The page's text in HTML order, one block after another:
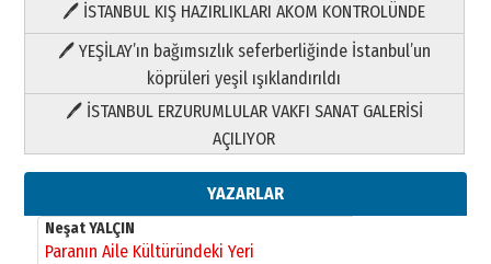
🖊 İSTANBUL KIŞ HAZIRLIKLARI AKOM KONTROLÜNDE
🖊 YEŞİLAY’ın bağımsızlık seferberliğinde İstanbul’un
köprüleri yeşil ışıklandırıldı
🖊 İSTANBUL ERZURUMLULAR VAKFI SANAT GALERİSİ
AÇILIYOR
YAZARLAR
Yıldırım Gündoğdu
HAVVA’NIN ÜÇ KIZI
09 Temmuz 2026 Perşembe
Yusuf POLAT
Şampiyonluk Sebahattin Şirin’e
yazar
11 Mayıs 2026 Pazartesi
Neşat YALÇIN
Paranın Aile Kültüründeki Yeri